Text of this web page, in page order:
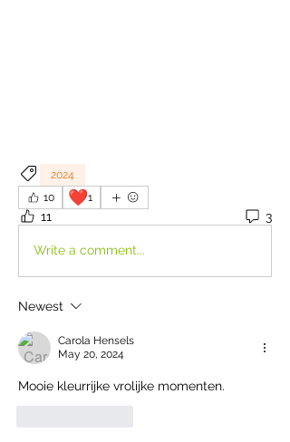
2024
10
❤️1
11 3
Write a comment...
Newest
Carola Hensels
May 20, 2024
Mooie kleurrijke vrolijke momenten.